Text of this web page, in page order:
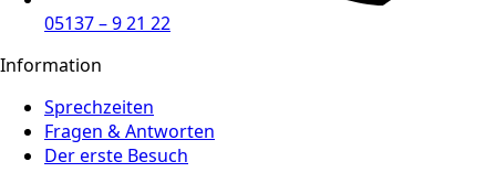
05137 – 9 21 22
Information
Sprechzeiten
Fragen & Antworten
Der erste Besuch